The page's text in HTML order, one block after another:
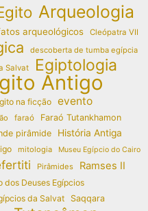
Arqueologia
arqueológicos Cleópatra VII
descoberta de tumba egípcia
Salvat Egiptologia
Antigo
na ficção evento
faraó Faraó Tutankhamon
pirâmide
História Antiga
mitologia Museu Egípcio do Cairo
Pirâmides Ramses II
dos Deuses Egípcios
da Salvat
Saqqara